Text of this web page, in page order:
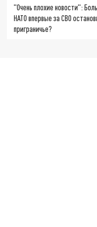
"Очень плохие новости":
НАТО впервые за СВО
приграничье?